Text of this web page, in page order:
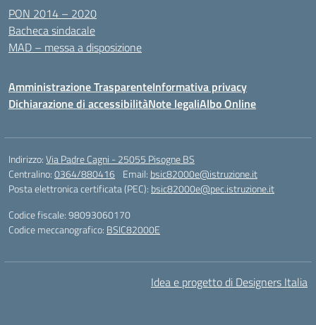
PON 2014 – 2020
Bacheca sindacale
MAD – messa a disposizione
Amministrazione TrasparenteInformativa privacy
Dichiarazione di accessibilitàNote legaliAlbo Online
Indirizzo:Via Padre Cagni - 25055 Pisogne BS
Centralino:0364/880416 Email: bsic82000e@istruzione.it
Posta elettronica certificata (PEC): bsic82000e@pec.istruzione.it
Codice fiscale: 98093060170
Codice meccanografico: BSIC82000E
Idea e progetto di Designers Italia